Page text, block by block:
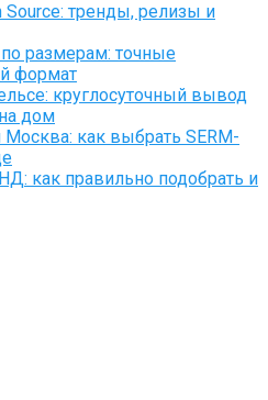
Source: тренды, релизы и
размерам: точные
формат
круглосуточный вывод
дом
Москва: как выбрать SERM-
как правильно подобрать и